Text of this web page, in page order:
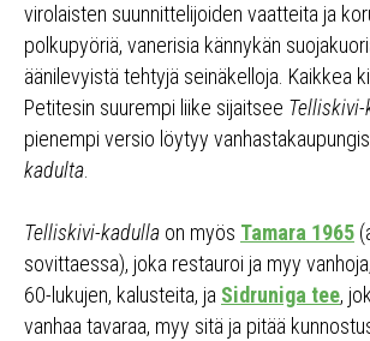
virolaisten suunnittelijoiden vaatteita ja
polkupyöriä, vanerisia kännykän
äänilevyistä tehtyjä seinäkelloja. Kaikkea
Petitesin suurempi liike sijaitsee
pienempi versio löytyy
kadulta.
Telliskivi-kadulla on myös Tamara 1965
sovittaessa), joka restauroi ja myy
60-lukujen, kalusteita, ja Sidruniga tee,
vanhaa tavaraa, myy sitä ja pitää